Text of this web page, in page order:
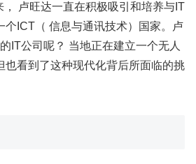
， 卢旺达一直在积极吸引和培养与IT
个ICT（ 信息与通讯技术）国家。卢
IT公司呢？ 当地正在建立一个无人
也看到了这种现代化背后所面临的挑